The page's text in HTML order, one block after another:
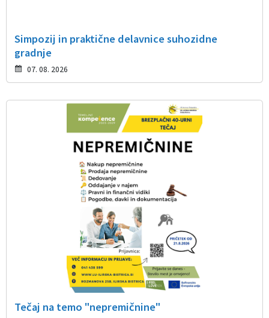
Simpozij in praktične delavnice suhozidne
gradnje
07. 08. 2026
Tečaj na temo "nepremičnine"